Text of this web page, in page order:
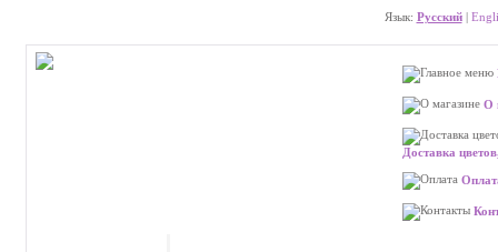
Язык: Русский|
О
Доставка